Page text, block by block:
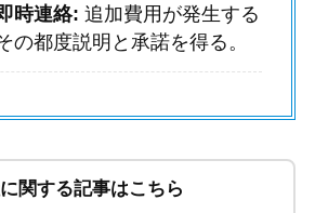
時連絡: 追加費用が発生する
の都度説明と承諾を得る。
関する記事はこちら